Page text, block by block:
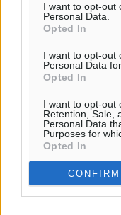
I want to opt-out
Personal Data.
Opted In
I want to opt-out
Personal Data
Opted In
I want to opt-out
Retention, Sale,
Personal Data
Purposes for
Opted In
CONFIRM
Σε κόκκινο
της Πολιτικής
Πυρκαγιάς
Ειδήσεις• πριν 1 ώρα
ΑΑΔΕ:
– Στο
και συναλλαγές
Ειδήσεις• πριν 2 ώρες
Δημόσιο: Το νέο